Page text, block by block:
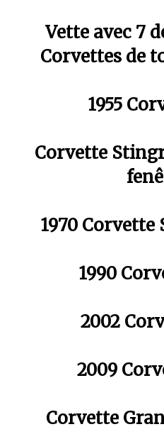
Vette avec 7
Corvettes de
1955
Corvette
1970 Corvette
1990
2002
2009
Corvette